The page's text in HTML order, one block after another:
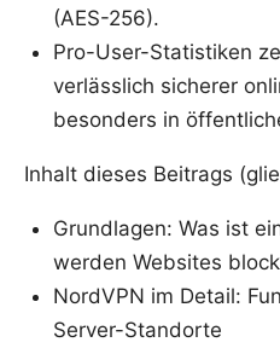
(AES-256).
Pro-User-Statistiken
verlässlich sicherer
besonders in
Inhalt dieses Beitrags
Grundlagen: Was ist
werden Websites
NordVPN im Detail:
Server-Standorte